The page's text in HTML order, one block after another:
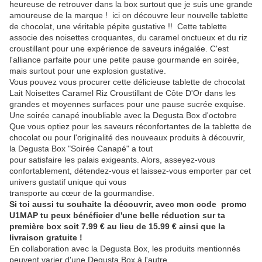
heureuse de retrouver dans la box surtout que je suis une grande
amoureuse de la marque ! ici on découvre leur nouvelle tablette
de chocolat, une véritable pépite gustative !! Cette tablette
associe des noisettes croquantes, du caramel onctueux et du riz
croustillant pour une expérience de saveurs inégalée. C'est
l'alliance parfaite pour une petite pause gourmande en soirée,
mais surtout pour une explosion gustative.
Vous pouvez vous procurer cette délicieuse tablette de chocolat
Lait Noisettes Caramel Riz Croustillant de Côte D'Or dans les
grandes et moyennes surfaces pour une pause sucrée exquise.
Une soirée canapé inoubliable avec la Degusta Box d'octobre
Que vous optiez pour les saveurs réconfortantes de la tablette de
chocolat ou pour l'originalité des nouveaux produits à découvrir,
la Degusta Box "Soirée Canapé" a tout
pour satisfaire les palais exigeants. Alors, asseyez-vous
confortablement, détendez-vous et laissez-vous emporter par cet
univers gustatif unique qui vous
transporte au cœur de la gourmandise.
Si toi aussi tu souhaite la découvrir, avec mon code promo
U1MAP tu peux bénéficier d'une belle réduction sur ta
première box soit 7.99 € au lieu de 15.99 € ainsi que la
livraison gratuite !
En collaboration avec la Degusta Box, les produits mentionnés
peuvent varier d'une Degusta Box à l'autre